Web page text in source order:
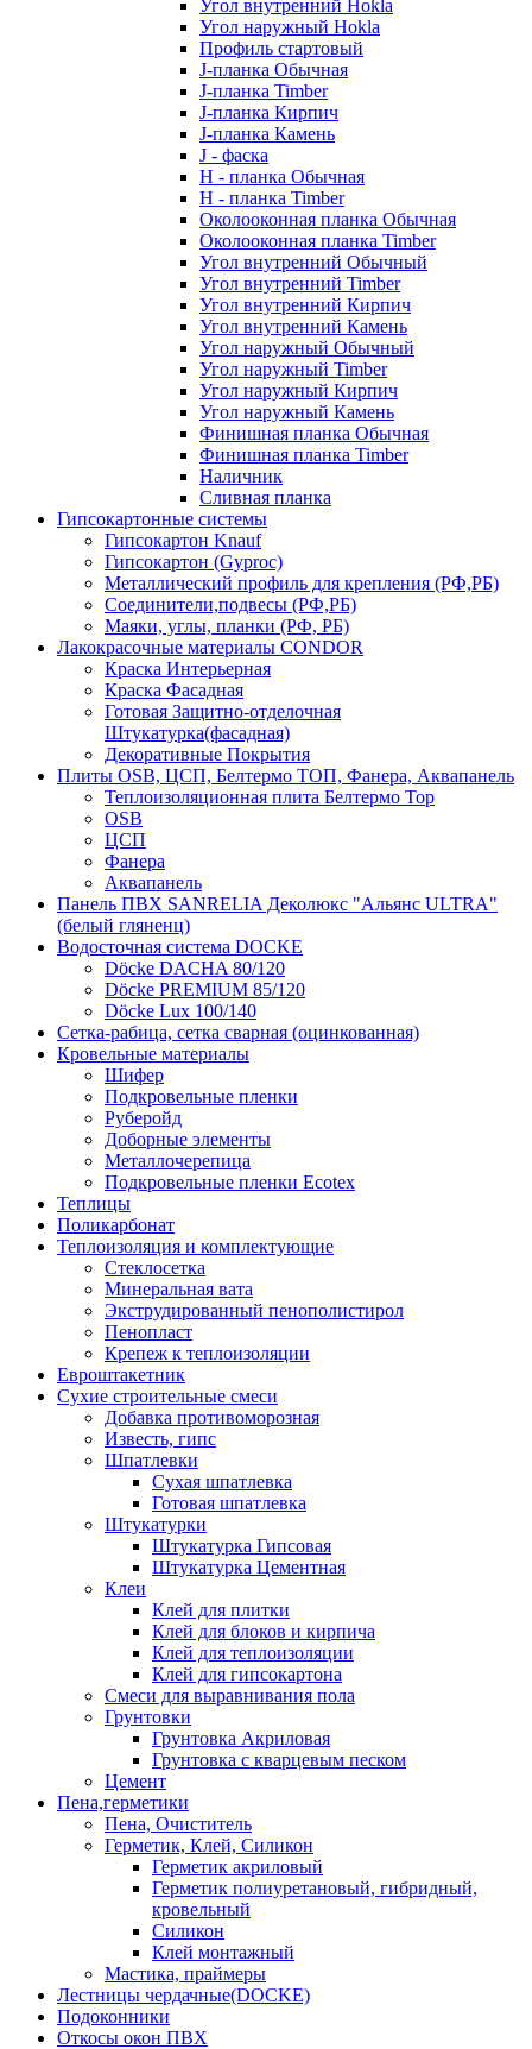
Угол внутренний Hokla
Угол наружный Hokla
Профиль стартовый
J-планка Обычная
J-планка Timber
J-планка Кирпич
J-планка Камень
J - фаска
Н - планка Обычная
Н - планка Timber
Околооконная планка Обычная
Околооконная планка Timber
Угол внутренний Обычный
Угол внутренний Timber
Угол внутренний Кирпич
Угол внутренний Камень
Угол наружный Обычный
Угол наружный Timber
Угол наружный Кирпич
Угол наружный Камень
Финишная планка Обычная
Финишная планка Timber
Наличник
Сливная планка
Гипсокартонные системы
Гипсокартон Knauf
Гипсокартон (Gyproc)
Металлический профиль для крепления (РФ,РБ)
Соединители,подвесы (РФ,РБ)
Маяки, углы, планки (РФ, РБ)
Лакокрасочные материалы CONDOR
Краска Интерьерная
Краска Фасадная
Готовая Защитно-отделочная
Штукатурка(фасадная)
Декоративные Покрытия
Плиты OSB, ЦСП, Белтермо ТОП, Фанера, Аквапанель
Теплоизоляционная плита Белтермо Top
OSB
ЦСП
Фанера
Аквапанель
Панель ПВХ SANRELIA Деколюкс "Альянс ULTRA"
(белый гляненц)
Водосточная система DOCKE
Döсkе DACHA 80/120
Döcke PREMIUM 85/120
Döсkе Luх 100/140
Сетка-рабица, сетка сварная (оцинкованная)
Кровельные материалы
Шифер
Подкровельные пленки
Руберойд
Доборные элементы
Металлочерепица
Подкровельные пленки Ecotex
Теплицы
Поликарбонат
Теплоизоляция и комплектующие
Стеклосетка
Минеральная вата
Экструдированный пенополистирол
Пенопласт
Крепеж к теплоизоляции
Евроштакетник
Сухие строительные смеси
Добавка противоморозная
Известь, гипс
Шпатлевки
Сухая шпатлевка
Готовая шпатлевка
Штукатурки
Штукатурка Гипсовая
Штукатурка Цементная
Клеи
Клей для плитки
Клей для блоков и кирпича
Клей для теплоизоляции
Клей для гипсокартона
Смеси для выравнивания пола
Грунтовки
Грунтовка Акриловая
Грунтовка с кварцевым песком
Цемент
Пена,герметики
Пена, Очиститель
Герметик, Клей, Силикон
Герметик акриловый
Герметик полиуретановый, гибридный,
кровельный
Силикон
Клей монтажный
Мастика, праймеры
Лестницы чердачные(DOCKE)
Подоконники
Откосы окон ПВХ